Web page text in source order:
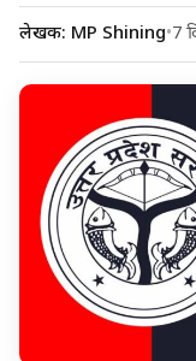
लेखक: MP Shining•7